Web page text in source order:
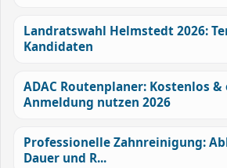
Landratswahl Helmstedt 2026:
Kandidaten
ADAC Routenplaner: Kostenlos &
Anmeldung nutzen 2026
Professionelle Zahnreinigung:
Dauer und R...